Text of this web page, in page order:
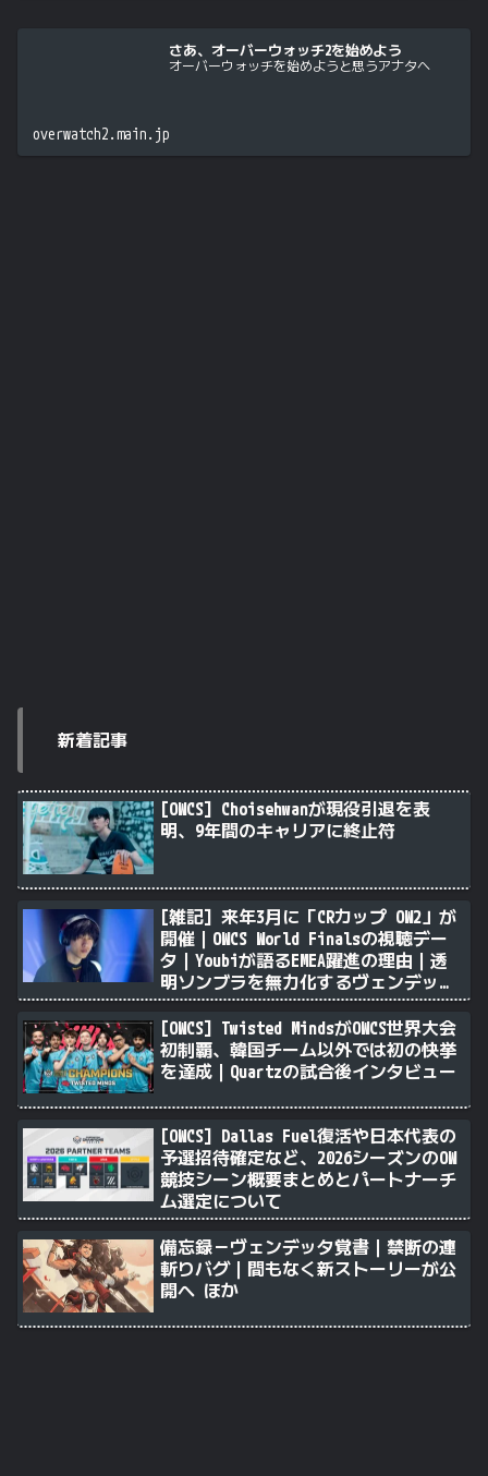
さあ、オーバーウォッチ2を始めよう
オーバーウォッチを始めようと思うアナタへ
overwatch2.main.jp
新着記事
[OWCS] Choisehwanが現役引退を表
明、9年間のキャリアに終止符
[雑記] 来年3月に「CRカップ OW2」が
開催｜OWCS World Finalsの視聴デー
タ｜Youbiが語るEMEA躍進の理由｜透
明ソンブラを無力化するヴェンデッタ
｜Stalk3rが久々のツィート ほか
[OWCS] Twisted MindsがOWCS世界大会
初制覇、韓国チーム以外では初の快挙
を達成｜Quartzの試合後インタビュー
[OWCS] Dallas Fuel復活や日本代表の
予選招待確定など、2026シーズンのOW
競技シーン概要まとめとパートナーチ
ム選定について
備忘録－ヴェンデッタ覚書｜禁断の連
斬りバグ｜間もなく新ストーリーが公
開へ ほか